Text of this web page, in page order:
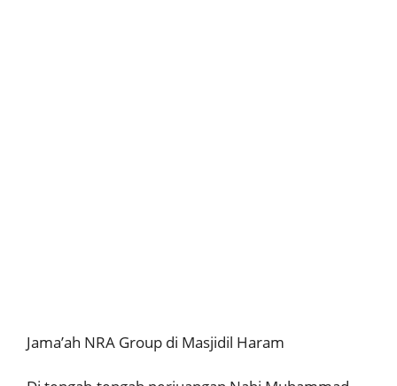
Jama’ah NRA Group di Masjidil Haram